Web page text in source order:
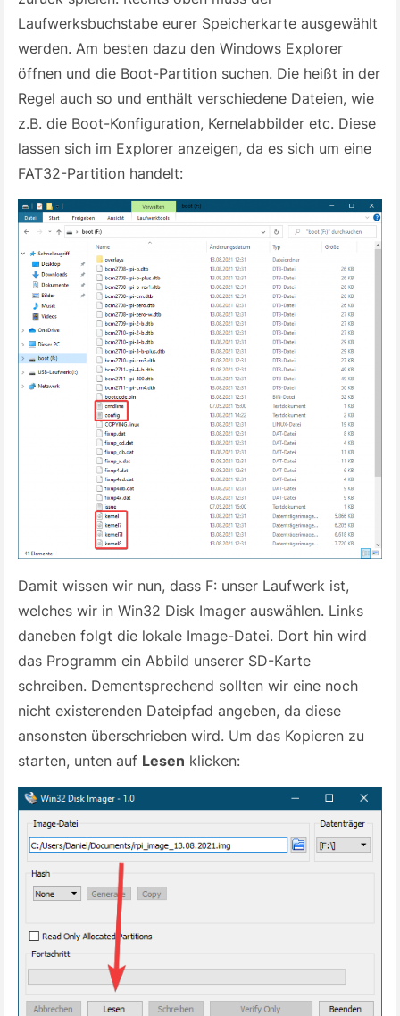
Laufwerksbuchstabe eurer Speicherkarte ausgewählt
werden. Am besten dazu den Windows Explorer
öffnen und die Boot-Partition suchen. Die heißt in der
Regel auch so und enthält verschiedene Dateien, wie
z.B. die Boot-Konfiguration, Kernelabbilder etc. Diese
lassen sich im Explorer anzeigen, da es sich um eine
FAT32-Partition handelt:
Damit wissen wir nun, dass F: unser Laufwerk ist,
welches wir in Win32 Disk Imager auswählen. Links
daneben folgt die lokale Image-Datei. Dort hin wird
das Programm ein Abbild unserer SD-Karte
schreiben. Dementsprechend sollten wir eine noch
nicht existerenden Dateipfad angeben, da diese
ansonsten überschrieben wird. Um das Kopieren zu
starten, unten auf Lesen klicken: